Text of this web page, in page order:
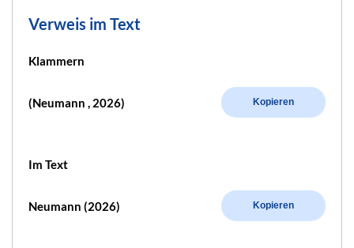
Verweis im Text
Klammern
(Neumann , 2026) Kopieren
Im Text
Neumann (2026) Kopieren